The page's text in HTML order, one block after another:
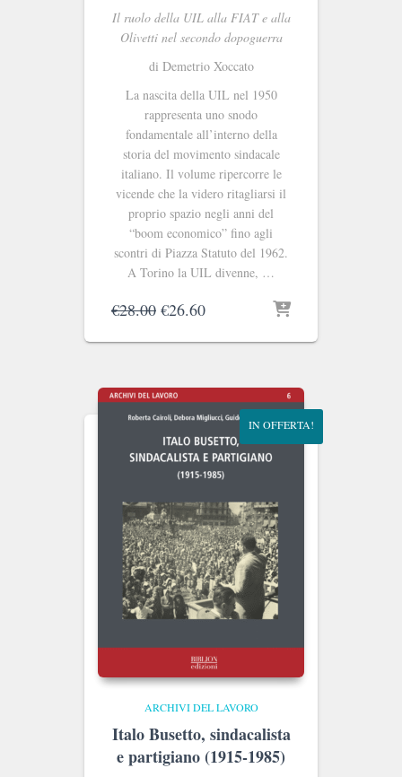
Il ruolo della UIL alla FIAT e alla
Olivetti nel secondo dopoguerra
di Demetrio Xoccato
La nascita della UIL nel 1950
rappresenta uno snodo
fondamentale all’interno della
storia del movimento sindacale
italiano. Il volume ripercorre le
vicende che la videro ritagliarsi il
proprio spazio negli anni del
“boom economico” fino agli
scontri di Piazza Statuto del 1962.
A Torino la UIL divenne, …
€28.00 Il
originale
€28.00.
€26.60Il
attuale
€26.60.
IN OFFERTA!
ARCHIVI DEL LAVORO
Italo Busetto, sindacalista
e partigiano (1915-1985)